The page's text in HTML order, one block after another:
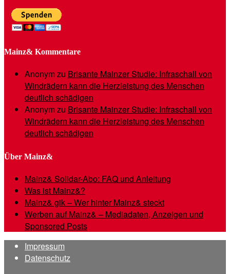
Mainz& Kommentare
Anonymzu Brisante Mainzer Studie: Infraschall von
Windrädern kann die Herzleistung des Menschen
deutlich schädigen
Anonymzu Brisante Mainzer Studie: Infraschall von
Windrädern kann die Herzleistung des Menschen
deutlich schädigen
Über Mainz&
Mainz& Solidar-Abo: FAQ und Anleitung
Was ist Mainz&?
Mainz& gik – Wer hinter Mainz& steckt
Werben auf Mainz& – Mediadaten, Anzeigen und
Sponsored Posts
Impressum
Datenschutz